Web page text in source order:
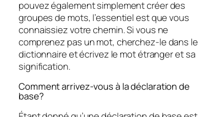
pouvez également simplement créer des
groupes de mots, l’essentiel est que vous
connaissiez votre chemin. Si vous ne
comprenez pas un mot, cherchez-le dans le
dictionnaire et écrivez le mot étranger et sa
signification.
Comment arrivez-vous à la déclaration de
base?